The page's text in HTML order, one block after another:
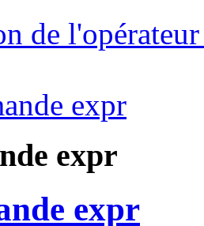
de
expr
expr
expr